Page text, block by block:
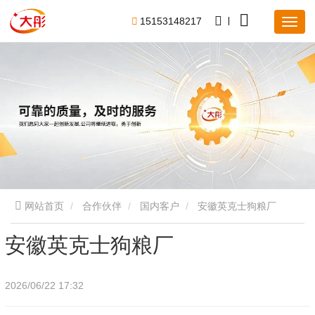
15153148217
网站首页 合作伙伴 国内客户 安徽英克士狗粮厂
安徽英克士狗粮厂
2026/06/22 17:32